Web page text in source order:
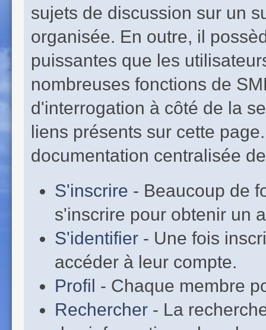
sujets de discussion sur un
organisée. En outre, il
puissantes que les
nombreuses fonctions de
d'interrogation à côté de la
liens présents sur cette
documentation centralisée
S'inscrire - Beaucoup de
s'inscrire pour obtenir un
S'identifier - Une fois
accéder à leur compte.
Profil - Chaque membre
Rechercher - La